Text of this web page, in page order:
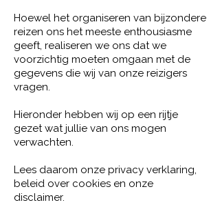
Hoewel het organiseren van bijzondere
reizen ons het meeste enthousiasme
geeft, realiseren we ons dat we
voorzichtig moeten omgaan met de
gegevens die wij van onze reizigers
vragen.
Hieronder hebben wij op een rijtje
gezet wat jullie van ons mogen
verwachten.
Lees daarom onze privacy verklaring,
beleid over cookies en onze
disclaimer.